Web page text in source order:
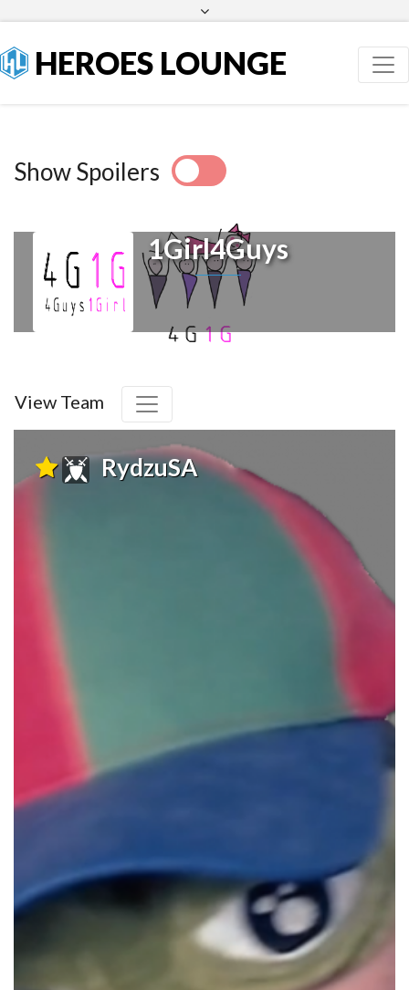
HEROES LOUNGE
Show Spoilers
1Girl4Guys
View Team
RydzuSA